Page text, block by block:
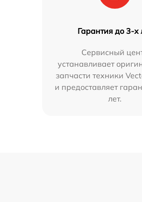
Гарантия до 3-х
Сервисный
устанавливает
запчасти техники
и предоставляет
лет.